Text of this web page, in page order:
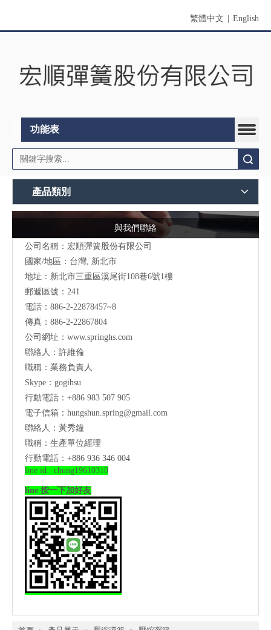
繁體中文 English
功能表
產品類別
與我們聯絡
公司名稱：宏順彈簧股份有限公司
國家/地區：台灣, 新北市
地址：新北市三重區溪尾街108巷6號1樓
郵遞區號：241
電話：886-2-22878457~8
傳真：886-2-22867804
公司網址： www.springhs.com
聯絡人：許維倫
職稱：業務負責人
Skype：gogihsu
行動電話：+886 983 507 905
電子信箱： hungshun.spring@gmail.com
聯絡人：黃秀鐘
職稱：生產單位經理
行動電話：+886 936 346 004
line id: chung19610310
line 按一下加好友